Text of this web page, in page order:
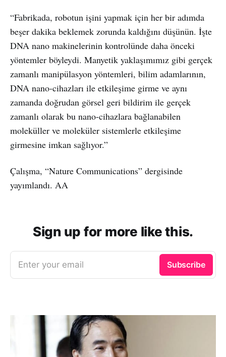
“Fabrikada, robotun işini yapmak için her bir adımda
beşer dakika beklemek zorunda kaldığını düşünün. İşte
DNA nano makinelerinin kontrolünde daha önceki
yöntemler böyleydi. Manyetik yaklaşımımız gibi gerçek
zamanlı manipülasyon yöntemleri, bilim adamlarının,
DNA nano-cihazları ile etkileşime girme ve aynı
zamanda doğrudan görsel geri bildirim ile gerçek
zamanlı olarak bu nano-cihazlara bağlanabilen
moleküller ve moleküler sistemlerle etkileşime
girmesine imkan sağlıyor.”
Çalışma, “Nature Communications” dergisinde
yayımlandı. AA
Sign up for more like this.
Enter your email Subscribe